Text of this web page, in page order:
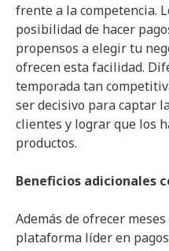
frente a la competencia.
posibilidad de hacer
propensos a elegir tu
ofrecen esta facilidad.
temporada tan
ser decisivo para captar
clientes y lograr que los
productos.
Beneficios adicionales
Además de ofrecer
plataforma líder en